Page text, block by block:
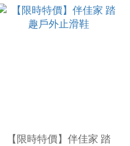
【限時特價】伴佳家 踏